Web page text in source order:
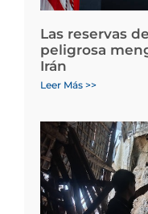
Las reservas
peligrosa
Irán
Leer Más >>